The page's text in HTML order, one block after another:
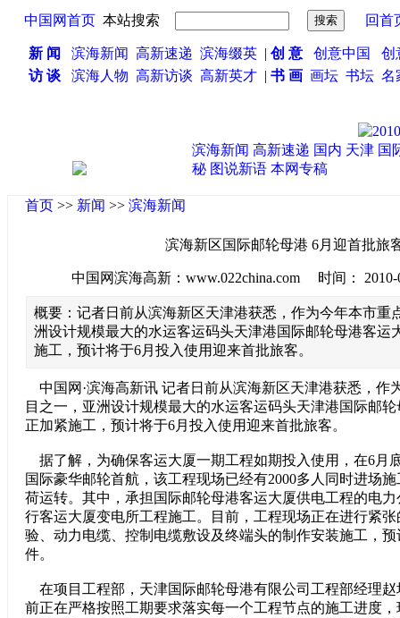
中国网首页 本站搜索 回首
新 闻 滨海新闻 高新速递 滨海缀英| 创 意 创意中国
创
访 谈
滨海人物 高新访谈 高新英才 | 书 画 画坛 书坛 名
滨海新闻 高新速递 国内 天津 国
秘 图说新语 本网专稿
首页 >> 新闻 >> 滨海新闻
滨海新区国际邮轮母港 6月迎首批旅
中国网滨海高新：www.022china.com 时间： 2010-
概要：记者日前从滨海新区天津港获悉，作为今年本市重
洲设计规模最大的水运客运码头天津港国际邮轮母港客运
施工，预计将于6月投入使用迎来首批旅客。
中国网·滨海高新讯 记者日前从滨海新区天津港获悉，作
目之一，亚洲设计规模最大的水运客运码头天津港国际邮
正加紧施工，预计将于6月投入使用迎来首批旅客。
据了解，为确保客运大厦一期工程如期投入使用，在6月
国际豪华邮轮首航，该工程现场已经有2000多人同时进场
荷运转。其中，承担国际邮轮母港客运大厦供电工程的电
行客运大厦变电所工程施工。目前，工程现场正在进行紧
验、动力电缆、控制电缆敷设及终端头的制作安装施工，
件。
在项目工程部，天津国际邮轮母港有限公司工程部经理
前正在严格按照工期要求落实每一个工程节点的施工进度